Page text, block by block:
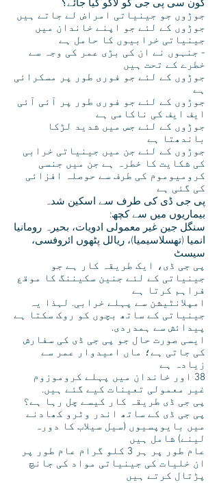
کون سی پی جی کو لاگو کیا جائے؟
جوڑوں جو جینیاتی امراض لے جاتے ہیں
جوڑوں کے لئے جو اپنے خاندان میں
جینیاتی خرابیوں کا حامل ہے
- جنہوں نے ان کی بڑی عمر کی وجہ سے
خطرے کے تحت ہیں
جوڑوں کے لئے جو فوری طور پر مسکرائی
ہے
جوڑوں کے لئے جو فوری طور پر آئی آئی
ایف ایف کی ناکامی ہے
جوڑوں کے لئے جس میں شدید لڑکا
باندھتا ہے
جوڑوں کے لئے جن میں جینیاتی خرابی
کی شکایت کا خطرہ ہے جن میں جنسی
کرومیوموم کی طرف سے حوصلہ افزائی
کی گئی ہے
پی جی ڈی کی طرف سے اسکین شدہ
بیماریوں میں سے کچھ:
سنگل جین غیر معمولی ادویات، بحیرہ رومانیا
انمیا (تھسلاسیمیا)، ریالل پٹھوں ائروفسی،
سیسٹ
پی جی ڈی، ایک طریقہ کار ہے جو
جینیاتی کے لئے جنین سکیننگ کا موقع
فراہم کرتا ہے
امپلانٹیشن سے پہلے خرابی. لہذا یہ
جینیاتی کے ساتھ بچوں کو روک سکتا ہے
پیدائش سے ہمدردی.
ایسی صورت حال جو پی جی ڈی کی سفارش
کی جاتی ہے؛ ماں امیدوار عمر سے
زیادہ ہے
38 اور خاندان میں پہلے کروموزوم
غیر معمولی تعینات کیے گئے ہیں.
پی جی ڈی طریقہ کار کیسے چل رہا ہے؟
پی جی ڈی کے ساتھ اندر وٹرو کھادنے
میں بایوپسیوں (سیل سیلاب کا دورہ
لینے) شامل ہیں
عام طور پر ہر 3 کلو گرام عام طور پر
ان خلیات کی جینیاتی مواد کی جانچ
پڑتال کرتے ہیں